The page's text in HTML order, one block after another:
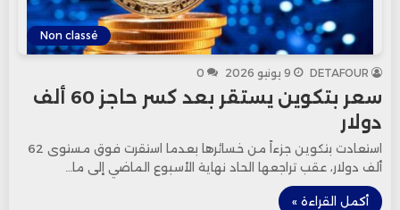
Non classé
DETAFOUR 9 يونيو 2026 0
سعر بتكوين يستقر بعد كسر حاجز 60 ألف
دولار
استعادت بتكوين جزءاً من خسائرها بعدما استقرت فوق مستوى 62
ألف دولار، عقب تراجعها الحاد نهاية الأسبوع الماضي إلى ما…
أكمل القراءة »